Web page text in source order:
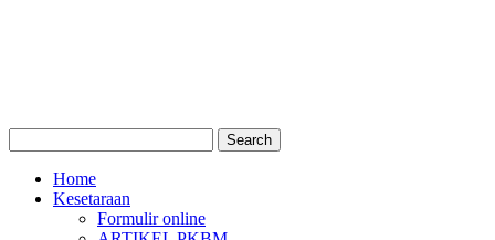
Home
Kesetaraan
Formulir online